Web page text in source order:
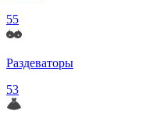
55
Раздеваторы
53